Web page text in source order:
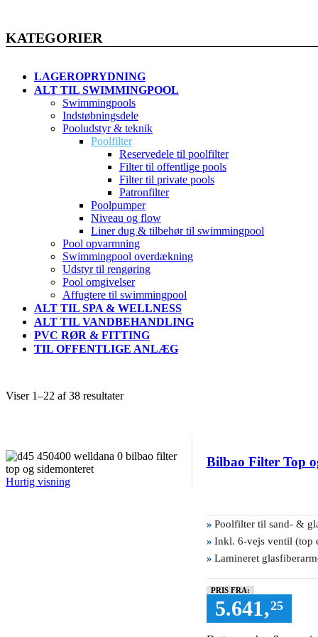
KATEGORIER
LAGEROPRYDNING
ALT TIL SWIMMINGPOOL
Swimmingpools
Indstøbningsdele
Pooludstyr & teknik
Poolfilter
Reservedele til poolfilter
Filter til offentlige pools
Filter til private pools
Patronfilter
Poolpumper
Niveau og flow
Liner dug & tilbehør til swimmingpool
Pool opvarmning
Swimmingpool overdækning
Udstyr til rengøring
Pool omgivelser
Affugtere til swimmingpool
ALT TIL SPA & WELLNESS
ALT TIL VANDBEHANDLING
PVC RØR & FITTING
TIL OFFENTLIGE ANLÆG
Viser 1–22 af 38 resultater
Hurtig visning
Bilbao Filter Top
» Poolfilter til sand- &
» Inkl. 6-vejs ventil (top
» Lamineret
PRIS FRA:
5.641 ,25